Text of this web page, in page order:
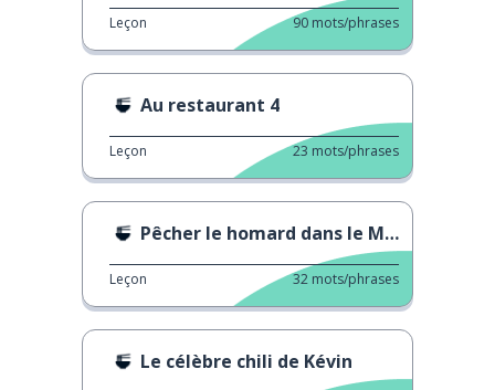
Leçon 90 mots/phrases
Au restaurant 4
Leçon 23 mots/phrases
Pêcher le homard dans le Maine
Leçon 32 mots/phrases
Le célèbre chili de Kévin